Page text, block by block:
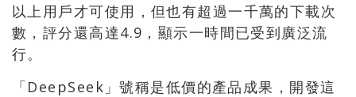
以上用戶才可使用，但也有超過一千萬的下載次
數，評分還高達4.9，顯示一時間已受到廣泛流
行。
「DeepSeek」號稱是低價的產品成果，開發這